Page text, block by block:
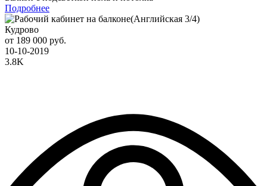
Подробнее
Кудрово
от 189 000 руб.
10-10-2019
3.8K